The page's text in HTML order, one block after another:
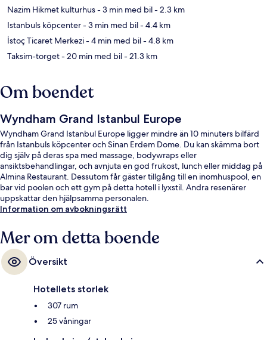
Nazim Hikmet kulturhus- 3 min med bil- 2.3 km
Istanbuls köpcenter- 3 min med bil- 4.4 km
İstoç Ticaret Merkezi- 4 min med bil- 4.8 km
Taksim-torget- 20 min med bil- 21.3 km
Om boendet
Wyndham Grand Istanbul Europe
Wyndham Grand Istanbul Europe ligger mindre än 10 minuters bilfärd
från Istanbuls köpcenter och Sinan Erdem Dome. Du kan skämma bort
dig själv på deras spa med massage, bodywraps eller
ansiktsbehandlingar, och avnjuta en god frukost, lunch eller middag på
Almina Restaurant. Dessutom får gäster tillgång till en inomhuspool, en
bar vid poolen och ett gym på detta hotell i lyxstil. Andra resenärer
uppskattar den hjälpsamma personalen.
Information om avbokningsrätt
Mer om detta boende
Översikt
Hotellets storlek
307 rum
25 våningar